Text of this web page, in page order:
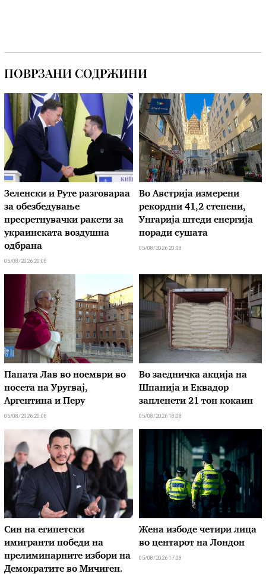
ПОВРЗАНИ СОДРЖИНИ
Зеленски и Руте разговараа
за обезбедување
пресретнувачки ракети за
украинската воздушна
одбрана
05/08/2026 20:08
Во Австрија измерени
рекордни 41,2 степени,
Унгарија штеди енергија
поради сушата
05/08/2026 20:08
Папата Лав во ноември во
посета на Уругвај,
Аргентина и Перу
05/08/2026 20:08
Во заедничка акција на
Шпанија и Еквадор
запленети 21 тон кокаин
05/08/2026 18:08
Син на египетски
имигранти победи на
прелиминарните избори на
Демократите во Мичиген.
Жена избоде четири лица
во центарот на Лондон
05/08/2026 17:08